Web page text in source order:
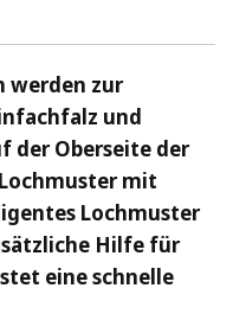
werden zur
und
der Oberseite der
mit
Lochmuster
Hilfe für
eine schnelle